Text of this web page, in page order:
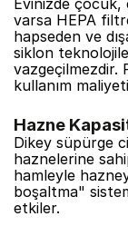
Evinizde
varsa HEPA
hapseden ve
siklon
vazgeçilmezdir.
kullanım
Hazne
Dikey süpürge
haznelerine
hamleyle
boşaltma"
etkiler.